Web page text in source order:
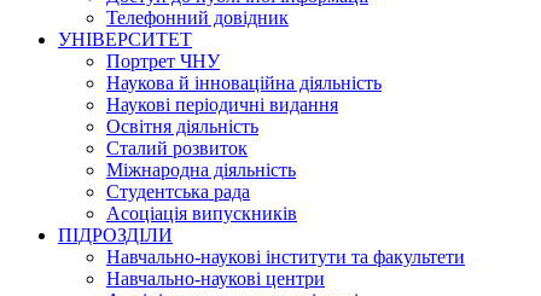
Телефонний довідник
УНІВЕРСИТЕТ
Портрет ЧНУ
Наукова й інноваційна діяльність
Наукові періодичні видання
Освітня діяльність
Сталий розвиток
Міжнародна діяльність
Студентська рада
Асоціація випускників
ПІДРОЗДІЛИ
Навчально-наукові інститути та факультети
Навчально-наукові центри